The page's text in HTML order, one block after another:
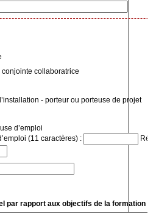
collaboratrice
candidat ou candidate à l’installation - porteur ou porteuse de projet
d’emploi
(11 caractères) :
par rapport aux objectifs de la formation ? *